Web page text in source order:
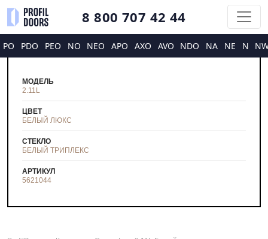
8 800 707 42 44
PO PDO PEO NO NEO APO AXO AVO NDO NA NE N
МОДЕЛЬ
2.11L
ЦВЕТ
БЕЛЫЙ ЛЮКС
СТЕКЛО
БЕЛЫЙ ТРИПЛЕКС
АРТИКУЛ
5621044